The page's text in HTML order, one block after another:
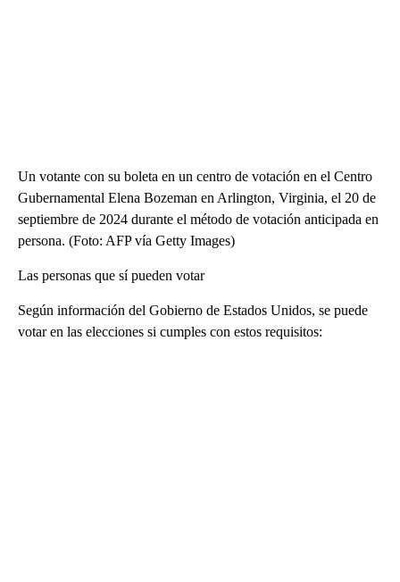
Un votante con su boleta en un centro de votación en el Centro
Gubernamental Elena Bozeman en Arlington, Virginia, el 20 de
septiembre de 2024 durante el método de votación anticipada en
persona. (Foto: AFP vía Getty Images)
Las personas que sí pueden votar
Según información del Gobierno de Estados Unidos, se puede
votar en las elecciones si cumples con estos requisitos: